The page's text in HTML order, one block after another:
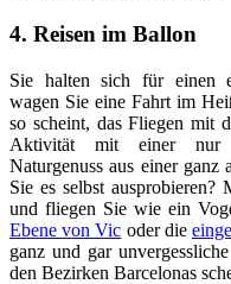
4. Reisen im Ballon
Sie halten sich für einen
wagen Sie eine Fahrt im
so scheint, das Fliegen mit
Aktivität mit einer nur
Naturgenuss aus einer ganz
Sie es selbst
und fliegen Sie wie ein
Ebene von Vic oder die
ganz und gar
den Bezirken Barcelonas